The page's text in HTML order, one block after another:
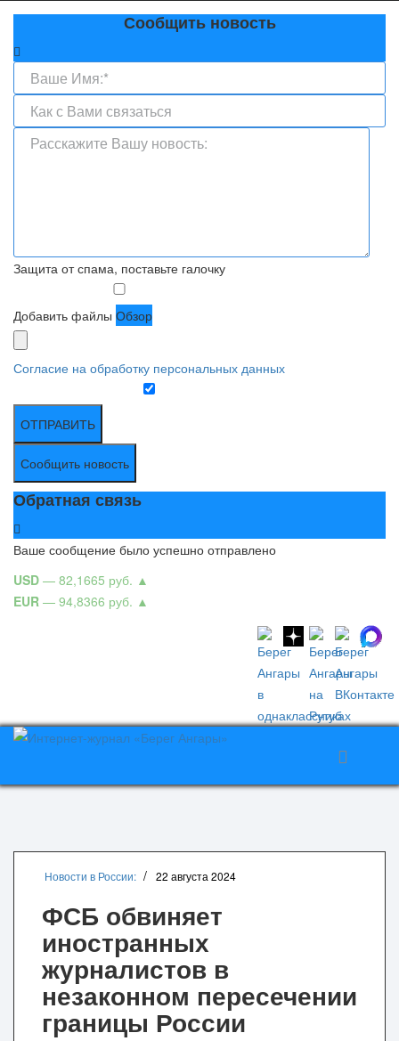
Сообщить новость
Защита от спама, поставьте галочку
Добавить файлы Обзор
Согласие на обработку персональных данных
ОТПРАВИТЬ
Сообщить новость
Обратная связь
Ваше сообщение было успешно отправлено
USD — 82,1665 руб. ▲
EUR — 94,8366 руб. ▲
Новости в России: 22 августа 2024
ФСБ обвиняет
иностранных
журналистов в
незаконном пересечении
границы России